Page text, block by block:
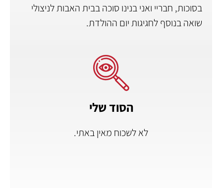
בסוכות, חבריי ואני בנינו סוכה בבית האבות לניצולי
שואה בנוסף לחגיגות יום ההולדת.
הסוד שלי
לא לשכוח מאין באתי.